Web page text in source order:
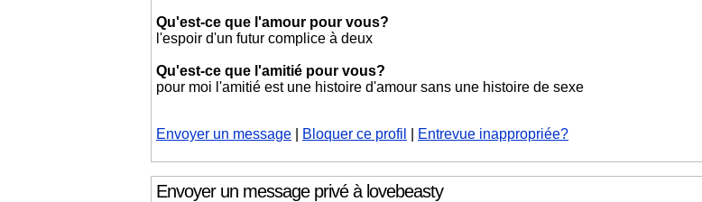
Qu'est-ce que l'amour pour vous?
l'espoir d'un futur complice à deux
Qu'est-ce que l'amitié pour vous?
pour moi l'amitié est une histoire d'amour sans une histoire de sexe
Envoyer un message Bloquer ce profil Entrevue inappropriée?
Envoyer un message privéà lovebeasty